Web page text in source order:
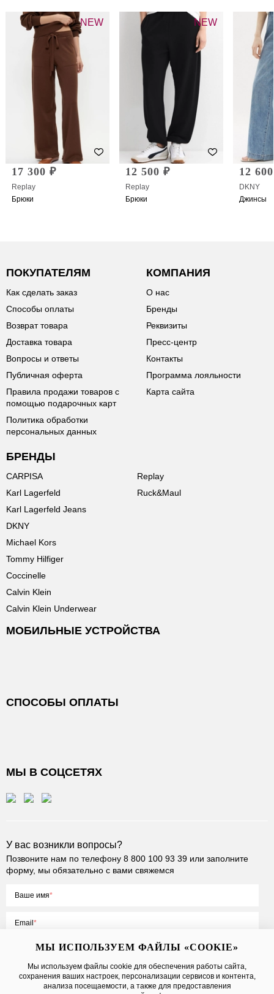
NEW
17 300 ₽
Replay
Брюки
NEW
12 500 ₽
Replay
Брюки
12
DKNY
Джинсы
ПОКУПАТЕЛЯМ
Как сделать заказ
Способы оплаты
Возврат товара
Доставка товара
Вопросы и ответы
Публичная оферта
Правила продажи товаров с
помощью подарочных карт
Политика обработки
персональных данных
КОМПАНИЯ
О нас
Бренды
Реквизиты
Пресс-центр
Контакты
Программа лояльности
Карта сайта
БРЕНДЫ
CARPISA
Karl Lagerfeld
Karl Lagerfeld Jeans
DKNY
Michael Kors
Tommy Hilfiger
Coccinelle
Calvin Klein
Calvin Klein Underwear
Replay
Ruck&Maul
МОБИЛЬНЫЕ УСТРОЙСТВА
СПОСОБЫ ОПЛАТЫ
МЫ В СОЦСЕТЯХ
У вас возникли вопросы?
Позвоните нам по телефону 8 800 100 93 39 или заполните
форму, мы обязательно с вами свяжемся
Ваше имя
Email
Нажимая на кнопку «Отправить», вы принимаете условияПубличной
согласие на обработку персональных данных
МЫ ИСПОЛЬЗУЕМ ФАЙЛЫ «COOKIE»
Мы используем файлы cookie для обеспечения работы сайта,
сохранения ваших настроек, персонализации сервисов и контента,
анализа посещаемости, а также для предоставления